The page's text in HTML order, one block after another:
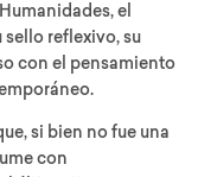
el
sello reflexivo, su
con el pensamiento
si bien no fue una
con